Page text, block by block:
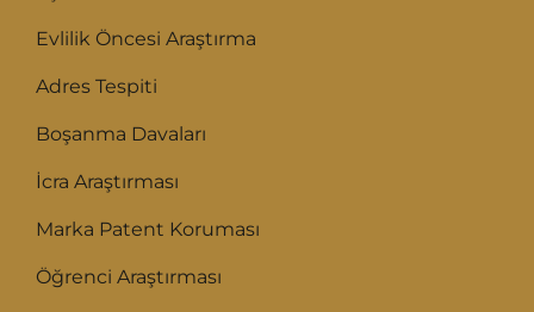
Evlilik Öncesi Araştırma
Adres Tespiti
Boşanma Davaları
İcra Araştırması
Marka Patent Koruması
Öğrenci Araştırması